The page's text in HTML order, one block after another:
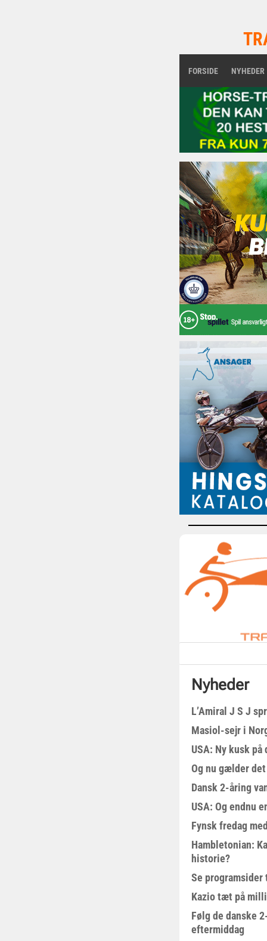
FORSIDE NYHEDER
Nyheder
L’Amiral J S J
Masiol-sejr i
USA: Ny kusk på
Og nu gælder
Dansk 2-åring
USA: Og endnu
Fynsk fredag
Hambletonian:
historie?
Se
Kazio tæt på
Følg de danske
eftermiddag